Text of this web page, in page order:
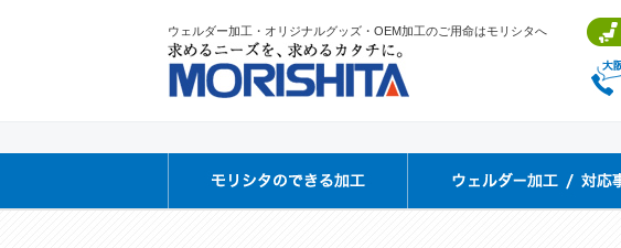
ウェルダー加工・オリジナルグッズ・OEM加工のご用命はモリシタへ